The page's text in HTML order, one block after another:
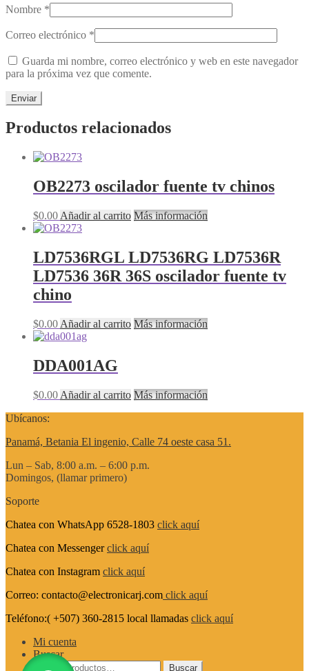
Nombre *
Correo electrónico *
Guarda mi nombre, correo electrónico y web en este navegador
para la próxima vez que comente.
Productos relacionados
OB2273 oscilador fuente tv chinos
$0.00 Añadir al carrito Más información
LD7536RGL LD7536RG LD7536R
LD7536 36R 36S oscilador fuente tv
chino
$0.00 Añadir al carrito Más información
DDA001AG
$0.00 Añadir al carrito Más información
Ubícanos:
Panamá, Betania El ingenio, Calle 74 oeste casa 51.
Lun – Sab, 8:00 a.m. – 6:00 p.m.
Domingos, (llamar primero)
Soporte
Chatea con WhatsApp 6528-1803 click aquí
Chatea con Messengerclick aquí
Chatea con Instagram click aquí
Correo: contacto@electronicarj.com click aquí
Teléfono:( +507) 360-2815 local llamadas click aquí
Mi cuenta
Buscar
Buscar